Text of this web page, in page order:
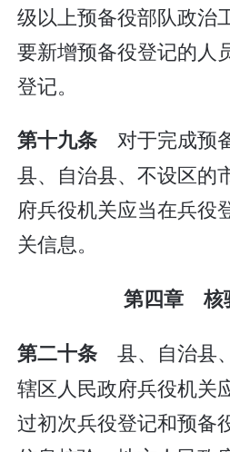
级以上预备役部队政治
要新增预备役登记的人
登记。
第十九条对于完成预
县、自治县、不设区的
府兵役机关应当在兵役
关信息。
第四章 核
第二十条 县、自治县
辖区人民政府兵役机关
过初次兵役登记和预备